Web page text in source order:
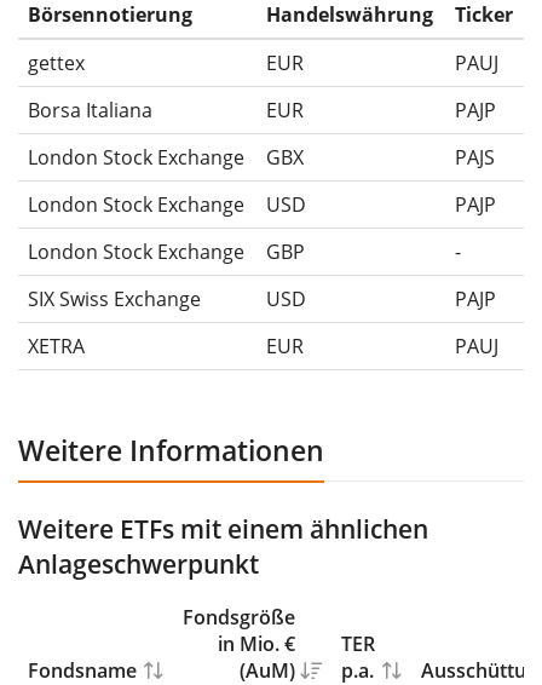
Ausschüttungen (falls vorhanden).
Börsennotierung Handelswährung
Ticker
gettex
EUR
PAUJ
Borsa Italiana
EUR
PAJP
London Stock Exchange
GBX
PAJS
London Stock Exchange
USD
PAJP
London Stock Exchange
GBP
-
SIX Swiss Exchange
USD
PAJP
XETRA
EUR PAUJ
Weitere Informationen
Weitere ETFs mit einem ähnlichen
Anlageschwerpunkt
Fondsname
Fondsgröße
in Mio. €
(AuM)
TER
p.a.